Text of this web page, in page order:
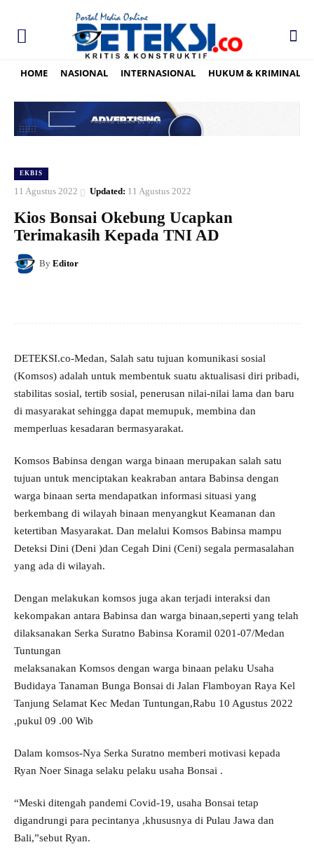
HOME NASIONAL INTERNASIONAL HUKUM & KRIMINAL
EKBIS
11 Agustus 2022 Updated: 11 Agustus 2022
Kios Bonsai Okebung Ucapkan
Terimakasih Kepada TNI AD
By Editor
DETEKSI.co-Medan, Salah satu tujuan komunikasi sosial
(Komsos) adalah untuk membentuk suatu aktualisasi diri pribadi,
stabilitas sosial, tertib sosial, penerusan nilai-nilai lama dan baru
di masyarakat sehingga dapat memupuk, membina dan
memperluas kesadaran bermasyarakat.
Komsos Babinsa dengan warga binaan merupakan salah satu
tujuan untuk menciptakan keakraban antara Babinsa dengan
warga binaan serta mendapatkan informasi situasi yang
berkembang di wilayah binaan menyangkut Keamanan dan
ketertiban Masyarakat. Dan melalui Komsos Babinsa mampu
Deteksi Dini (Deni )dan Cegah Dini (Ceni) segala permasalahan
yang ada di wilayah.
Dengan melakukan komsos juga akan terjadi interaksi dan
kekompakan antara Babinsa dan warga binaan,seperti yang telah
dilaksanakan Serka Suratno Babinsa Koramil 0201-07/Medan
Tuntungan
melaksanakan Komsos dengan warga binaan pelaku Usaha
Budidaya Tanaman Bunga Bonsai di Jalan Flamboyan Raya Kel
Tanjung Selamat Kec Medan Tuntungan,Rabu 10 Agustus 2022
,pukul 09 .00 Wib
Dalam komsos-Nya Serka Suratno memberi motivasi kepada
Ryan Noer Sinaga selaku pelaku usaha Bonsai .
“Meski ditengah pandemi Covid-19, usaha Bonsai tetap
digandrungi para pecintanya ,khususnya di Pulau Jawa dan
Bali,”sebut Ryan.